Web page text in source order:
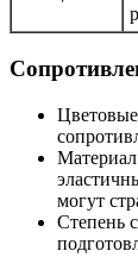
могут
Степень